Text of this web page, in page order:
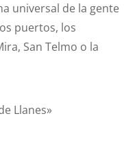
universal de la gente
puertos, los
San Telmo o la
Llanes»